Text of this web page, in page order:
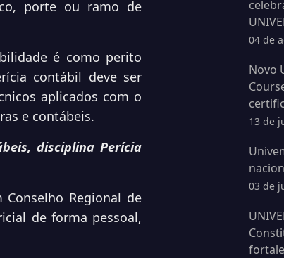
porte ou ramo de
é como perito
contábil deve ser
aplicados com o
e contábeis.
disciplina Perícia
Regional de
de forma pessoal,
04 de
Novo
13 de
03 de